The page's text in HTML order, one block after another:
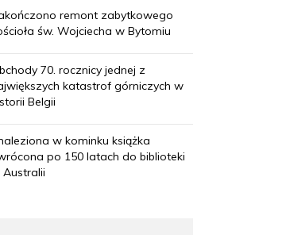
remont zabytkowego
św. Wojciecha w Bytomiu
70. rocznicy jednej z
katastrof górniczych w
Belgii
w kominku książka
po 150 latach do biblioteki